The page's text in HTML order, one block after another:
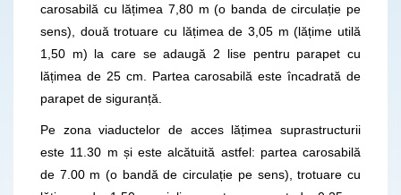
carosabilă cu lățimea 7,80 m (o banda de circulație pe
sens), două trotuare cu lățimea de 3,05 m (lățime utilă
1,50 m) la care se adaugă 2 lise pentru parapet cu
lățimea de 25 cm. Partea carosabilă este încadrată de
parapet de siguranță.
Pe zona viaductelor de acces lățimea suprastructurii
este 11.30 m și este alcătuită astfel: partea carosabilă
de 7.00 m (o bandă de circulație pe sens), trotuare cu